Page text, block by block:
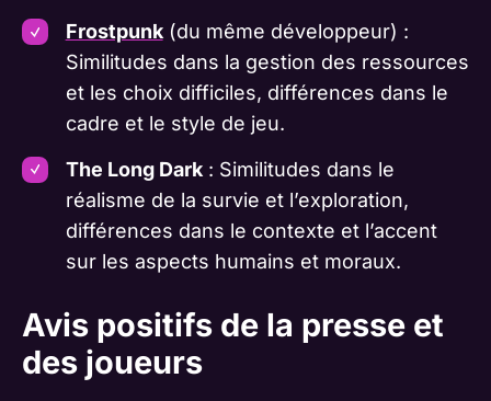
Frostpunk(du même développeur) :
Similitudes dans la gestion des ressources
et les choix difficiles, différences dans le
cadre et le style de jeu.
The Long Dark: Similitudes dans le
réalisme de la survie et l’exploration,
différences dans le contexte et l’accent
sur les aspects humains et moraux.
Avis positifs de la presse et
des joueurs